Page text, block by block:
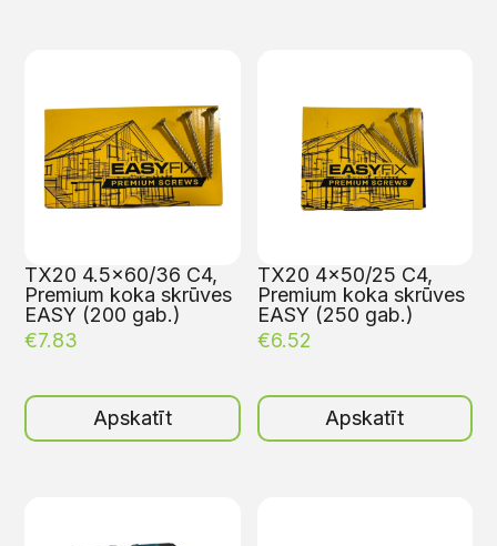
TX20 4.5×60/36 C4,
Premium koka skrūves
EASY (200 gab.)
€7.83
Apskatīt
TX20 4×50/25 C4,
Premium koka skrūves
EASY (250 gab.)
€6.52
Apskatīt